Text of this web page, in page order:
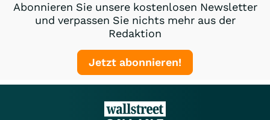
Abonnieren Sie unsere kostenlosen Newsletter
und verpassen Sie nichts mehr aus der
Redaktion
Jetzt abonnieren!